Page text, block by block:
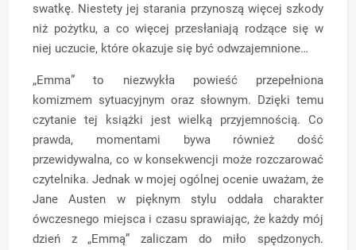
swatkę. Niestety jej starania przynoszą więcej szkody
niż pożytku, a co więcej przesłaniają rodzące się w
niej uczucie, które okazuje się być odwzajemnione…
„Emma” to niezwykła powieść przepełniona
komizmem sytuacyjnym oraz słownym. Dzięki temu
czytanie tej książki jest wielką przyjemnością. Co
prawda, momentami bywa również dość
przewidywalna, co w konsekwencji może rozczarować
czytelnika. Jednak w mojej ogólnej ocenie uważam, że
Jane Austen w pięknym stylu oddała charakter
ówczesnego miejsca i czasu sprawiając, że każdy mój
dzień z „Emmą” zaliczam do miło spędzonych.